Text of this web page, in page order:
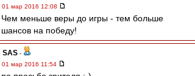
01 мар 2016 12:08
Чем меньше веры до игры - тем больше
шансов на победу!
SAS -
01 мар 2016 11:54